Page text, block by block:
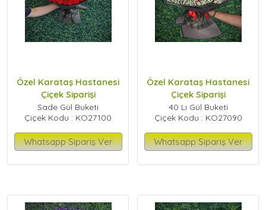
Özel Karataş Hastanesi
Çiçek Siparişi
Sade Gül Buketi
Çiçek Kodu : KO27100
Whatsapp Sipariş Ver
Özel Karataş Hastanesi
Çiçek Siparişi
40 Lı Gül Buketi
Çiçek Kodu : KO27090
Whatsapp Sipariş Ver